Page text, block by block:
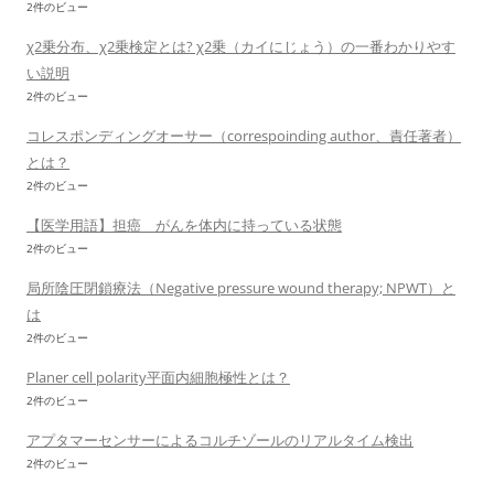
2件のビュー
χ2乗分布、χ2乗検定とは? χ2乗（カイにじょう）の一番わかりやす
い説明
2件のビュー
コレスポンディングオーサー（correspoinding author、責任著者）
とは？
2件のビュー
【医学用語】担癌 がんを体内に持っている状態
2件のビュー
局所陰圧閉鎖療法（Negative pressure wound therapy; NPWT）と
は
2件のビュー
Planer cell polarity平面内細胞極性とは？
2件のビュー
アプタマーセンサーによるコルチゾールのリアルタイム検出
2件のビュー